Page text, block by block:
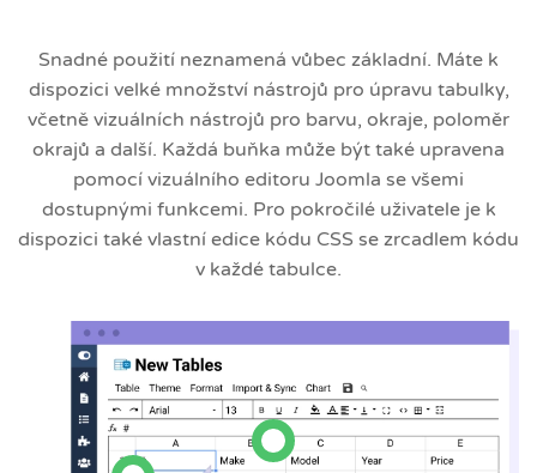
Snadné použití neznamená vůbec základní. Máte k
dispozici velké množství nástrojů pro úpravu tabulky,
včetně vizuálních nástrojů pro barvu, okraje, poloměr
okrajů a další. Každá buňka může být také upravena
pomocí vizuálního editoru Joomla se všemi
dostupnými funkcemi. Pro pokročilé uživatele je k
dispozici také vlastní edice kódu CSS se zrcadlem kódu
v každé tabulce.